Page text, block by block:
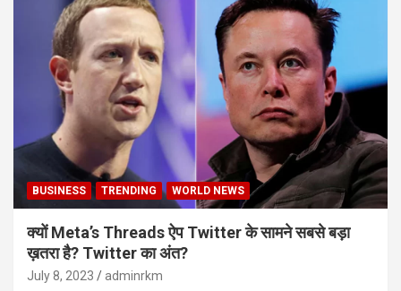
BUSINESS TRENDING WORLD NEWS
क्यों Meta’s Threads ऐप Twitter के सामने सबसे बड़ा
ख़तरा है? Twitter का अंत?
July 8, 2023 adminrkm